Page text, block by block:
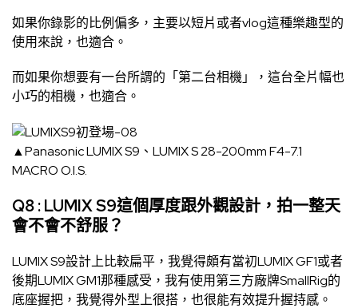
如果你錄影的比例偏多，主要以短片或者vlog這種樂趣型的
使用來說，也適合。
而如果你想要有一台所謂的「第二台相機」，這台全片幅也
小巧的相機，也適合。
▲Panasonic LUMIX S9、LUMIX S 28-200mm F4-7.1
MACRO O.I.S.
Q8 : LUMIX S9這個厚度跟外觀設計，拍一整天
會不會不舒服？
LUMIX S9設計上比較扁平，我覺得頗有當初LUMIX GF1或者
後期LUMIX GM1那種感受，我有使用第三方廠牌SmallRig的
底座握把，我覺得外型上很搭，也很能有效提升握持感。